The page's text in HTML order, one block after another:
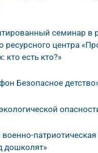
семинар в
ресурсного центра
кто есть кто?»
Безопасное
патриотическая
дошколят»